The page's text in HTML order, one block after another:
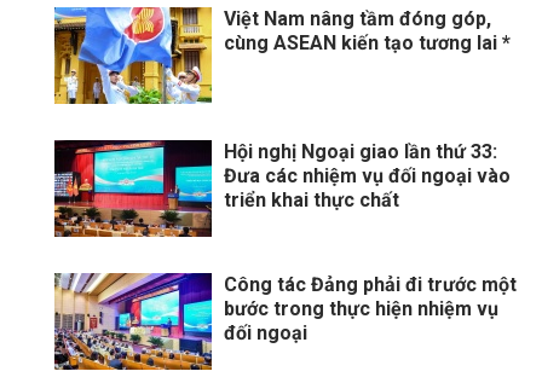
Việt Nam nâng tầm đóng góp,
cùng ASEAN kiến tạo tương lai *
Hội nghị Ngoại giao lần thứ 33:
Đưa các nhiệm vụ đối ngoại vào
triển khai thực chất
Công tác Đảng phải đi trước một
bước trong thực hiện nhiệm vụ
đối ngoại